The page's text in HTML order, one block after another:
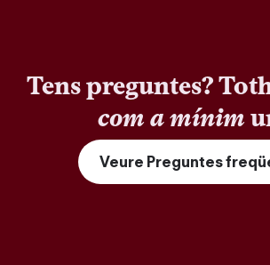
Tens preguntes?
com a mínim
Veure Preguntes